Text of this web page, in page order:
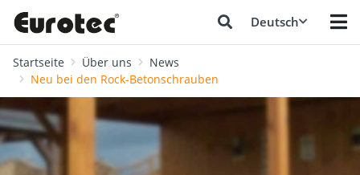
Deutsch
Startseite Über uns
News
Neu bei den Rock-Betonschrauben